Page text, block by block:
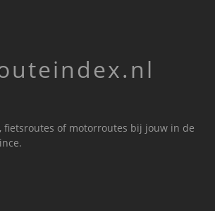
fietsroutes of motorroutes bij jouw in de